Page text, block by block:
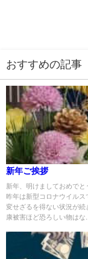
おすすめの記事
新年ご挨拶
新年、明けましておめでと
昨年は新型コロナウイルス
変せざるを得ない状況が続
康被害ほど恐ろしい物はな